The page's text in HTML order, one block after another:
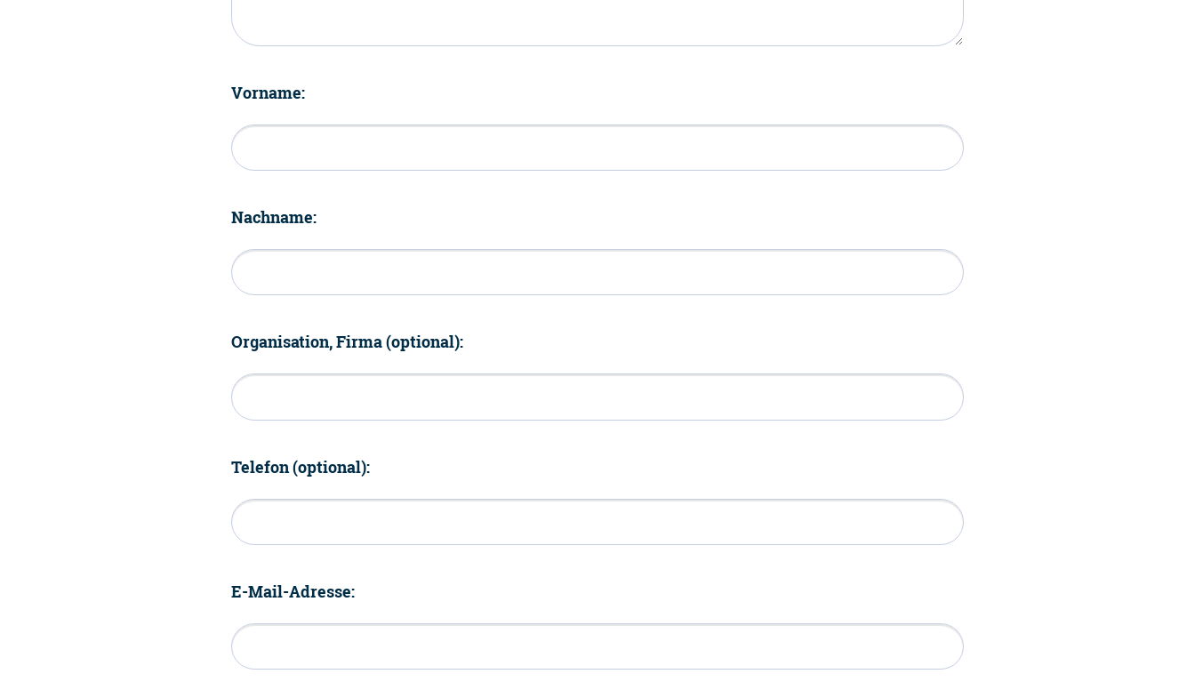
Vorname:
Nachname:
Organisation, Firma (optional):
Telefon (optional):
E-Mail-Adresse: